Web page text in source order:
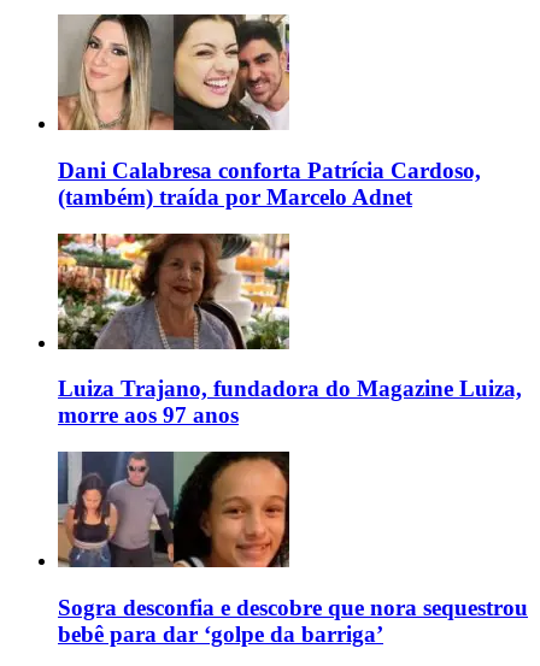
Dani Calabresa conforta Patrícia Cardoso,
(também) traída por Marcelo Adnet
Luiza Trajano, fundadora do Magazine Luiza,
morre aos 97 anos
Sogra desconfia e descobre que nora sequestrou
bebê para dar ‘golpe da barriga’